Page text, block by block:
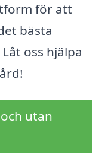
för att
bästa
oss hjälpa
utan